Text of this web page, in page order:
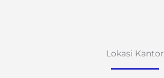
Lokasi Kantor